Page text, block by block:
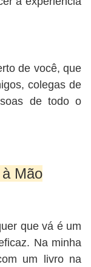
de você, que
colegas de
de todo o
Mão
que vá é um
Na minha
um livro na